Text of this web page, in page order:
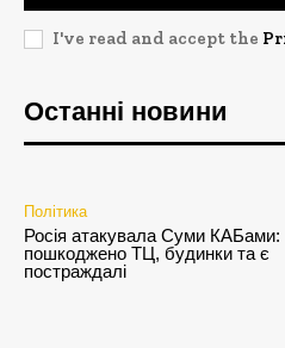
I've read and accept the
Останні новини
Політика
Росія атакувала Суми КАБами:
пошкоджено ТЦ, будинки та є
постраждалі